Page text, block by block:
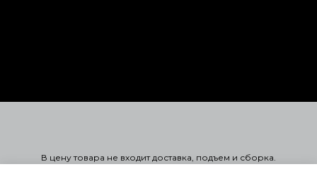
В цену товара не входит доставка, подъем и сборка.